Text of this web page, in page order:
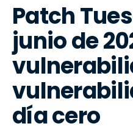
Patch
junio de
día cero